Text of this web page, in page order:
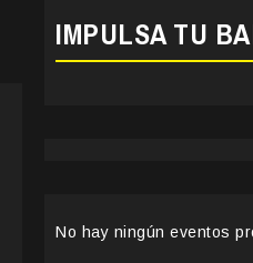
IMPULSA TU
No hay ningún eventos